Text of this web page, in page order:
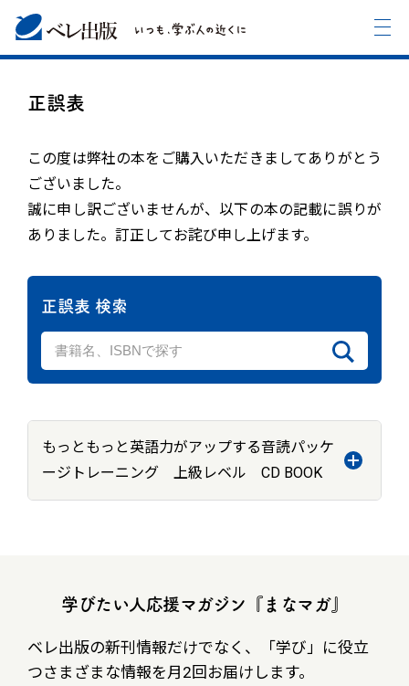
正誤表
この度は弊社の本をご購入いただきましてありがとう
ございました。
誠に申し訳ございませんが、以下の本の記載に誤りが
ありました。訂正してお詫び申し上げます。
正誤表 検索
もっともっと英語力がアップする音読パッケ
ージトレーニング 上級レベル CD BOOK
学びたい人応援マガジン『まなマガ』
ベレ出版の新刊情報だけでなく、
「学び」に役立
つさまざまな情報を月2回お届けします。